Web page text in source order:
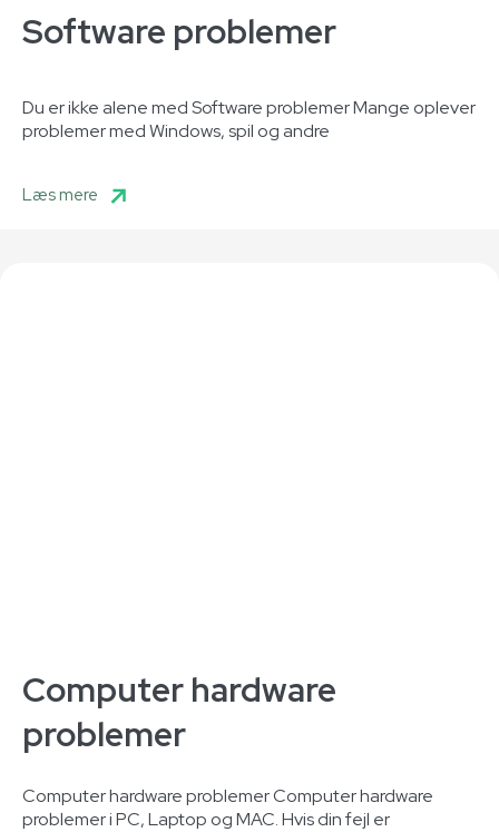
Software problemer
Du er ikke alene med Software problemer Mange oplever
problemer med Windows, spil og andre
Læs mere
Computer hardware
problemer
Computer hardware problemer Computer hardware
problemer i PC, Laptop og MAC. Hvis din fejl er